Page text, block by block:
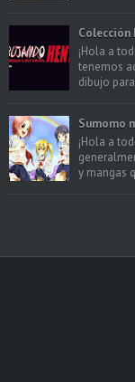
¡Hola a
tenemos
dibujo
Sumomo
¡Hola a
y mangas